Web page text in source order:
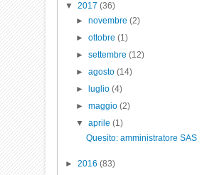
▼2017(36)
► novembre (2)
► ottobre (1)
► settembre (12)
► agosto (14)
►
luglio (4)
► maggio (2)
▼ aprile (1)
Quesito: amministratore SAS
►2016(83)